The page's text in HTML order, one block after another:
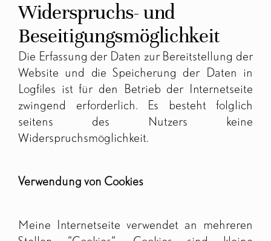
Widerspruchs- und
Beseitigungsmöglichkeit
Die Erfassung der Daten zur Bereitstellung der
Website und die Speicherung der Daten in
Logfiles ist für den Betrieb der Internetseite
zwingend erforderlich. Es besteht folglich
seitens des Nutzers keine
Widerspruchsmöglichkeit.
Verwendung von Cookies
Meine Internetseite verwendet an mehreren